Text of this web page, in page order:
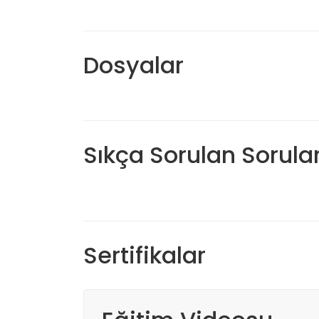
Dosyalar
Sıkça Sorulan
Sertifikalar